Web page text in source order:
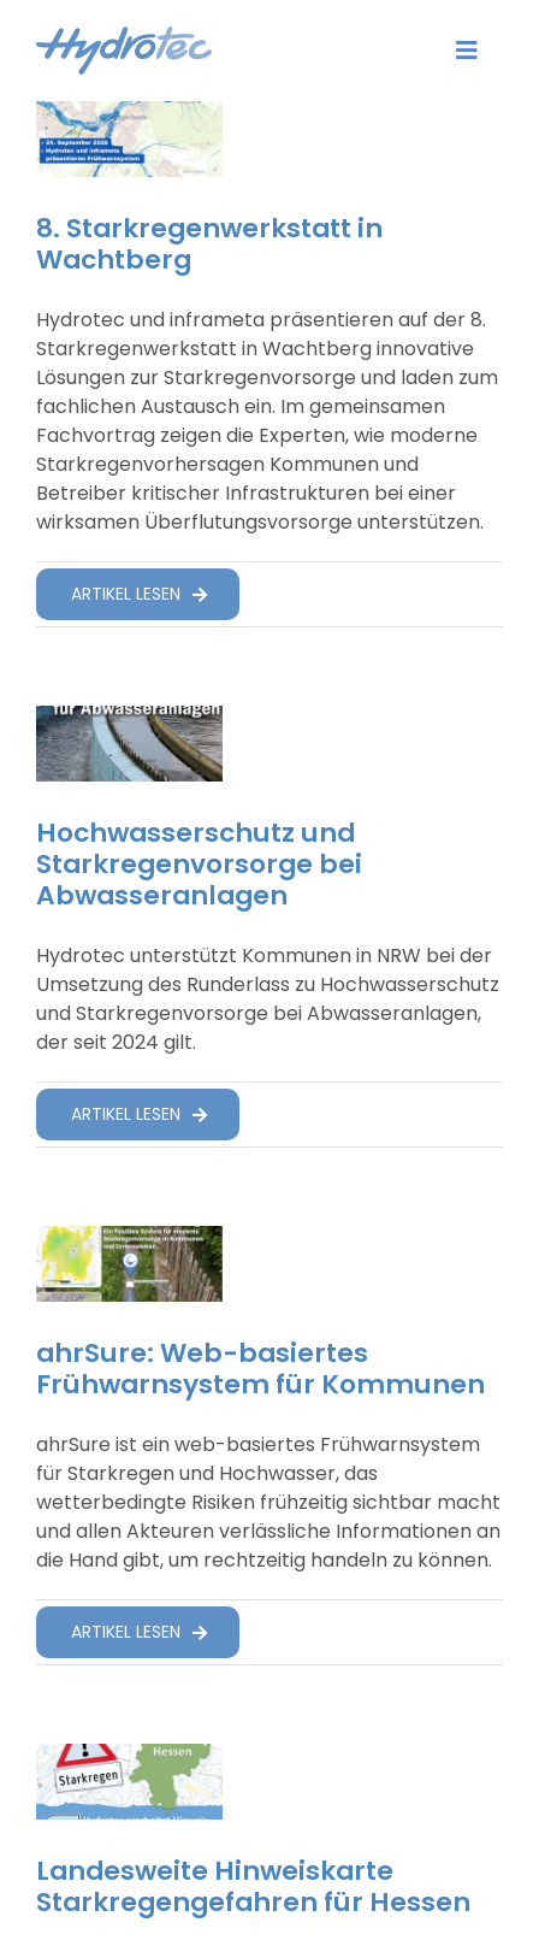
Inhalt
springen
Toggle
Aktuelles
Software
Karriere
Unternehmen
Kontakt
Login
Suche Nach:
8. Starkregenwerkstatt in
Wachtberg
Hydrotec und inframeta präsentieren auf der 8.
Starkregenwerkstatt in Wachtberg innovative
Lösungen zur Starkregenvorsorge und laden zum
fachlichen Austausch ein. Im gemeinsamen
Fachvortrag zeigen die Experten, wie moderne
Starkregenvorhersagen Kommunen und
Betreiber kritischer Infrastrukturen bei einer
wirksamen Überflutungsvorsorge unterstützen.
ARTIKEL LESEN
Hochwasserschutz und
Starkregenvorsorge bei
Abwasseranlagen
Hydrotec unterstützt Kommunen in NRW bei der
Umsetzung des Runderlass zu Hochwasserschutz
und Starkregenvorsorge bei Abwasseranlagen,
der seit 2024 gilt.
ARTIKEL LESEN
ahrSure: Web-basiertes
Frühwarnsystem für Kommunen
ahrSure ist ein web-basiertes Frühwarnsystem
für Starkregen und Hochwasser, das
wetterbedingte Risiken frühzeitig sichtbar macht
und allen Akteuren verlässliche Informationen an
die Hand gibt, um rechtzeitig handeln zu können.
ARTIKEL LESEN
Landesweite Hinweiskarte
Starkregengefahren für Hessen